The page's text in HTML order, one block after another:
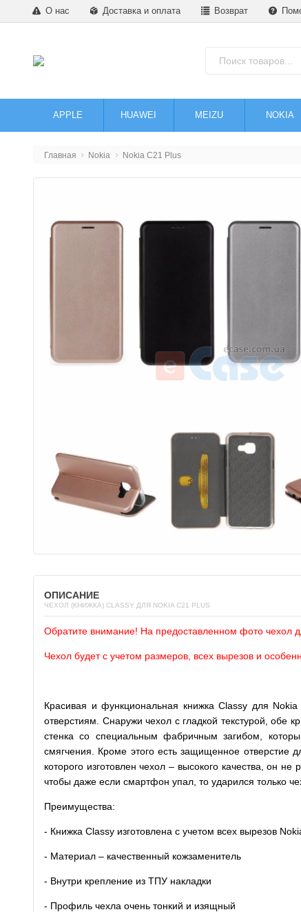
О нас Доставка и оплата Возврат
APPLE HUAWEI MEIZU NOKIA
Главная Nokia Nokia C21 Plus
ОПИСАНИЕ
ЧЕХОЛ (КНИЖКА) CLASSY ДЛЯ NOKIA C21 PLUS
Обратите внимание! На предоставленном фото чехол
Чехол будет с учетом размеров, всех вырезов и
Красивая и функциональная книжка Classy для
отверстиям. Снаружи чехол с гладкой текстурой,
стенка со специальным фабричным загибом,
смягчения. Кроме этого есть защищенное отверстие
которого изготовлен чехол – высокого качества, он
чтобы даже если смартфон упал, то ударился только
Преимущества:
- Книжка Classy изготовлена с учетом всех вырезов
- Материал – качественный кожзаменитель
- Внутри крепление из ТПУ накладки
- Профиль чехла очень тонкий и изящный